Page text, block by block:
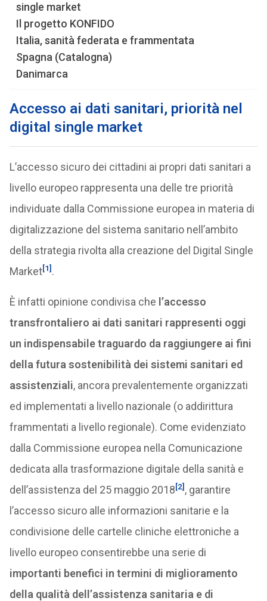
single market
Il progetto KONFIDO
Italia, sanità federata e frammentata
Spagna (Catalogna)
Danimarca
Accesso ai dati sanitari, priorità nel
digital single market
L’accesso sicuro dei cittadini ai propri dati sanitari a
livello europeo rappresenta una delle tre priorità
individuate dalla Commissione europea in materia di
digitalizzazione del sistema sanitario nell’ambito
della strategia rivolta alla creazione del Digital Single
Market[1] .
È infatti opinione condivisa che l’accesso
transfrontaliero ai dati sanitari rappresenti oggi
un indispensabile traguardo da raggiungere ai fini
della futura sostenibilità dei sistemi sanitari ed
assistenziali, ancora prevalentemente organizzati
ed implementati a livello nazionale (o addirittura
frammentati a livello regionale). Come evidenziato
dalla Commissione europea nella Comunicazione
dedicata alla trasformazione digitale della sanità e
dell’assistenza del 25 maggio 2018[2] , garantire
l’accesso sicuro alle informazioni sanitarie e la
condivisione delle cartelle cliniche elettroniche a
livello europeo consentirebbe una serie di
importanti benefici in termini di miglioramento
della qualità dell’assistenza sanitaria e di